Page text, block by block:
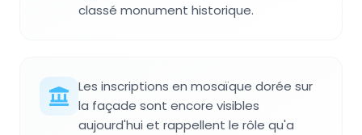
classé monument historique.
Les inscriptions en mosaïque dorée sur
la façade sont encore visibles
aujourd'hui et rappellent le rôle qu'a